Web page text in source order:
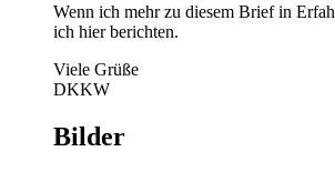
Wenn ich mehr zu diesem Brief in
ich hier berichten.
Viele Grüße
DKKW
Bilder